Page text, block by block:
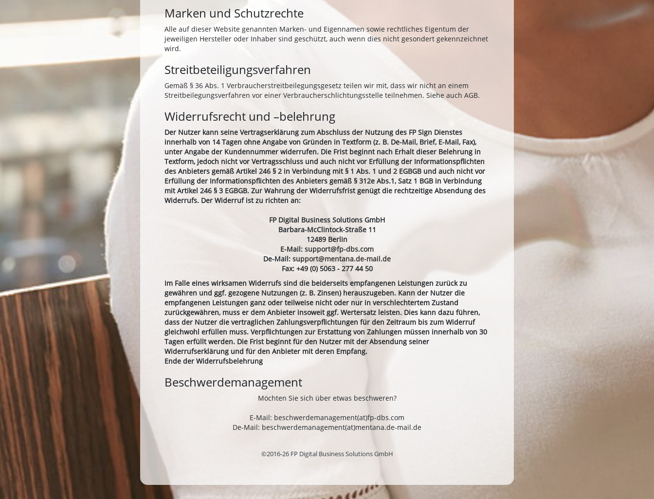
Marken und Schutzrechte
Alle auf dieser Website genannten Marken- und Eigennamen sowie rechtliches Eigentum der
jeweiligen Hersteller oder Inhaber sind geschützt, auch wenn dies nicht gesondert gekennzeichnet
wird.
Streitbeteiligungsverfahren
Gemäß § 36 Abs. 1 Verbraucherstreitbeilegungsgesetz teilen wir mit, dass wir nicht an einem
Streitbeilegungsverfahren vor einer Verbraucherschlichtungsstelle teilnehmen. Siehe auch AGB.
Widerrufsrecht und –belehrung
Der Nutzer kann seine Vertragserklärung zum Abschluss der Nutzung des FP Sign Dienstes
innerhalb von 14 Tagen ohne Angabe von Gründen in Textform (z. B. De-Mail, Brief, E-Mail, Fax),
unter Angabe der Kundennummer widerrufen. Die Frist beginnt nach Erhalt dieser Belehrung in
Textform, jedoch nicht vor Vertragsschluss und auch nicht vor Erfüllung der Informationspflichten
des Anbieters gemäß Artikel 246 § 2 in Verbindung mit § 1 Abs. 1 und 2 EGBGB und auch nicht vor
Erfüllung der Informationspflichten des Anbieters gemäß § 312e Abs.1, Satz 1 BGB in Verbindung
mit Artikel 246 § 3 EGBGB. Zur Wahrung der Widerrufsfrist genügt die rechtzeitige Absendung des
Widerrufs. Der Widerruf ist zu richten an:
FP Digital Business Solutions GmbH
Barbara-McClintock-Straße 11
12489 Berlin
E-Mail: support@fp-dbs.com
De-Mail: support@mentana.de-mail.de
Fax: +49 (0) 5063 - 277 44 50
Im Falle eines wirksamen Widerrufs sind die beiderseits empfangenen Leistungen zurück zu
gewähren und ggf. gezogene Nutzungen (z. B. Zinsen) herauszugeben. Kann der Nutzer die
empfangenen Leistungen ganz oder teilweise nicht oder nur in verschlechtertem Zustand
zurückgewähren, muss er dem Anbieter insoweit ggf. Wertersatz leisten. Dies kann dazu führen,
dass der Nutzer die vertraglichen Zahlungsverpflichtungen für den Zeitraum bis zum Widerruf
gleichwohl erfüllen muss. Verpflichtungen zur Erstattung von Zahlungen müssen innerhalb von 30
Tagen erfüllt werden. Die Frist beginnt für den Nutzer mit der Absendung seiner
Widerrufserklärung und für den Anbieter mit deren Empfang.
Ende der Widerrufsbelehrung
Beschwerdemanagement
Möchten Sie sich über etwas beschweren?
E-Mail: beschwerdemanagement(at)fp-dbs.com
De-Mail: beschwerdemanagement(at)mentana.de-mail.de
©2016-26 FP Digital Business Solutions GmbH